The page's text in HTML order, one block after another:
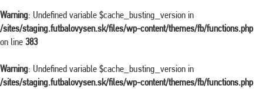
Warning: Undefined variable $cache_busting_version in
/sites/staging.futbalovysen.sk/files/wp-content/themes/fb/functions.php
on line 383
Warning: Undefined variable $cache_busting_version in
/sites/staging.futbalovysen.sk/files/wp-content/themes/fb/functions.php